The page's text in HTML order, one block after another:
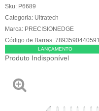
Sku: P6689
Categoria: Ultratech
Marca: PRECISIONEDGE
Código de Barras: 7893590440591
LANÇAMENTO
Produto Indisponível